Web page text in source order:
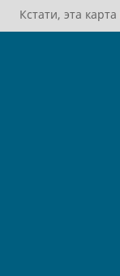
Кстати, эта карта